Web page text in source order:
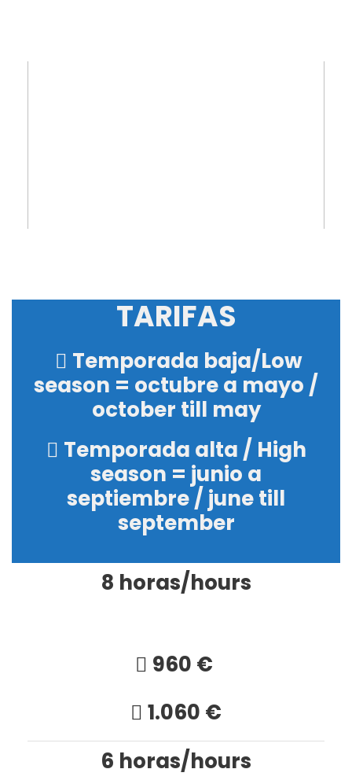
TARIFAS
Temporada baja/Low
season = octubre a mayo /
october till may
Temporada alta / High
season = junio a
septiembre / june till
september
8 horas/hours
960 €
1.060 €
6 horas/hours